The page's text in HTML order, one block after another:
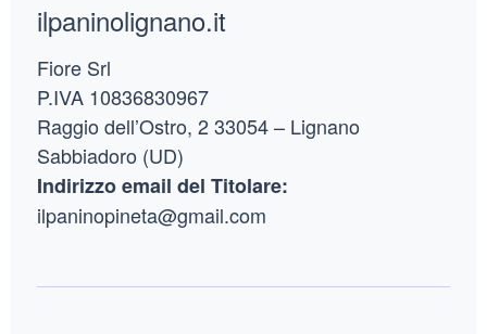
ilpaninolignano.it
Fiore Srl
P.IVA 10836830967
Raggio dell’Ostro, 2 33054 – Lignano
Sabbiadoro (UD)
Indirizzo email del Titolare:
ilpaninopineta@gmail.com